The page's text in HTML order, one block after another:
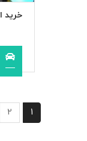
خرید
1
2